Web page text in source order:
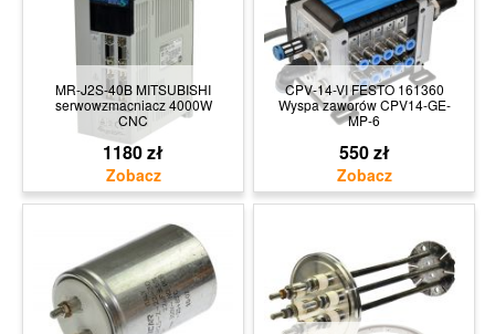
MR-J2S-40B MITSUBISHI
serwowzmacniacz 4000W
CNC
1180 zł
CPV-14-VI FESTO 161360
Wyspa zaworów CPV14-GE-
MP-6
550 zł